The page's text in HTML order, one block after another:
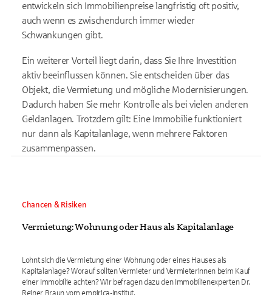
entwickeln sich Immobilienpreise langfristig oft positiv,
auch wenn es zwischendurch immer wieder
Schwankungen gibt.
Ein weiterer Vorteil liegt darin, dass Sie Ihre Investition
aktiv beeinflussen können. Sie entscheiden über das
Objekt, die Vermietung und mögliche Modernisierungen.
Dadurch haben Sie mehr Kontrolle als bei vielen anderen
Geldanlagen. Trotzdem gilt: Eine Immobilie funktioniert
nur dann als Kapitalanlage, wenn mehrere Faktoren
zusammenpassen.
Chancen & Risiken
Vermietung: Wohnung oder Haus als Kapitalanlage
Lohnt sich die Vermietung einer Wohnung oder eines Hauses als
Kapitalanlage? Worauf sollten Vermieter und Vermieterinnen beim Kauf
einer Immobilie achten? Wir befragen dazu den Immobilienexperten Dr.
Reiner Braun vom empirica-Institut.